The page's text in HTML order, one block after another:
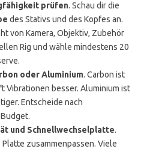
prüfen. Schau dir die
des Stativs und des Kopfes an.
von Kamera, Objektiv, Zubehör
Rig und wähle mindestens 20
oder Aluminium. Carbon ist
Vibrationen besser. Aluminium ist
Entscheide nach
und Schnellwechselplatte.
zusammenpassen. Viele